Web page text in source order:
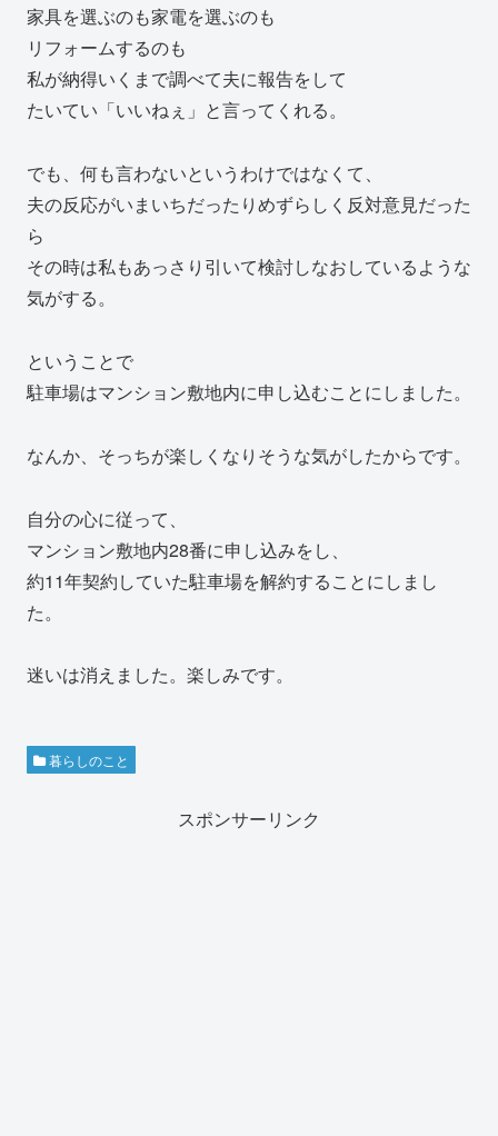
家具を選ぶのも家電を選ぶのも
リフォームするのも
私が納得いくまで調べて夫に報告をして
たいてい「いいねぇ」と言ってくれる。
でも、何も言わないというわけではなくて、
夫の反応がいまいちだったりめずらしく反対意見だった
ら
その時は私もあっさり引いて検討しなおしているような
気がする。
ということで
駐車場はマンション敷地内に申し込むことにしました。
なんか、そっちが楽しくなりそうな気がしたからです。
自分の心に従って、
マンション敷地内28番に申し込みをし、
約11年契約していた駐車場を解約することにしまし
た。
迷いは消えました。楽しみです。
暮らしのこと
スポンサーリンク